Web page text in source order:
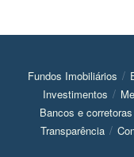
Fundos Imobiliários
Investimentos
Bancos e corretoras
Transparência